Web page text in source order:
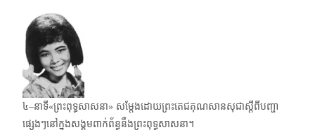
៤–នាទី«ព្រះពុទ្ធសាសនា» សម្តែងដោយព្រះតេជគុណសានសុជាស្តីពីបញ្ហា
ផ្សេងៗនៅក្នុងសង្គមពាក់​ព័ន្ធនឹងព្រះពុទ្ធសាសនា។